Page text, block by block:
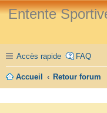
Entente
Accès rapide FAQ
Accueil Retour forum